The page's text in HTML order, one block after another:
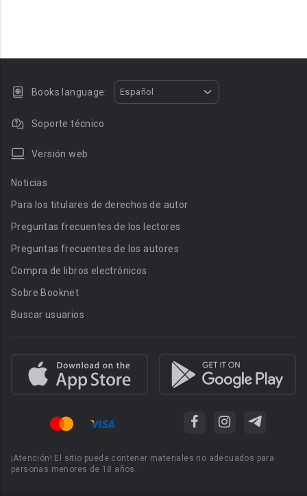
Books language: Español
Soporte técnico
Versión web
Noticias
Para los titulares de derechos de autor
Preguntas frecuentes de los lectores
Preguntas frecuentes de los autores
Compra de libros electrónicos
Sobre Booknet
Buscar usuarios
¡Atención! El sitio puede contener materiales no adecuados para
personas menores de 18 años.